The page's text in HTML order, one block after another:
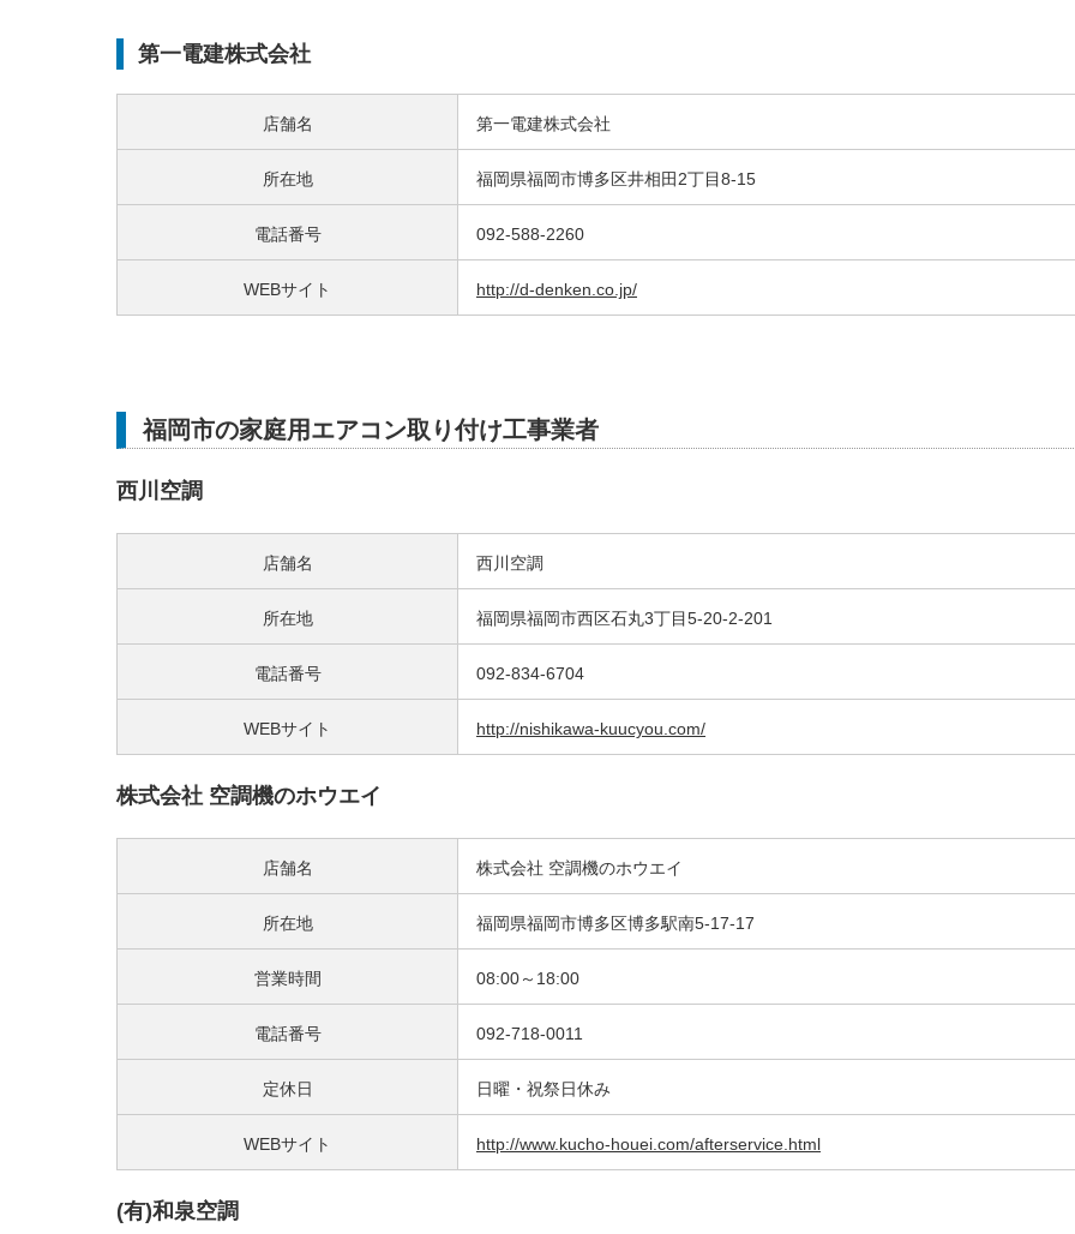
第一電建株式会社
店舗名 第一電建株式会社
所在地 福岡県福岡市博多区井相田2丁目8-15
電話番号 092-588-2260
WEBサイト http://d-denken.co.jp/
福岡市の家庭用エアコン取り付け工事業者
西川空調
店舗名 西川空調
所在地 福岡県福岡市西区石丸3丁目5-20-2-201
電話番号 092-834-6704
WEBサイト http://nishikawa-kuucyou.com/
株式会社 空調機のホウエイ
店舗名 株式会社 空調機のホウエイ
所在地 福岡県福岡市博多区博多駅南5-17-17
営業時間 08:00～18:00
電話番号 092-718-0011
定休日 日曜・祝祭日休み
WEBサイト http://www.kucho-houei.com/afterservice.html
(有)和泉空調